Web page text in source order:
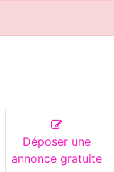
Déposer une
annonce gratuite